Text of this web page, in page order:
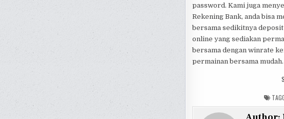
password. Kami juga
Rekening Bank, anda bisa
bersama sedikitnya
online yang sediakan
bersama dengan winrate
permainan bersama mudah.